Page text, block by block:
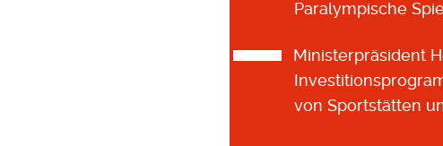
Paralympische
Ministerpräsident
von Sportstätten